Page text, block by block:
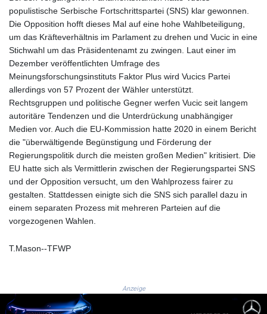
GHS 11.707393
GIP 0.742819
GMD 73.496482
GNF
8770.290382
GYD 208.881351
HNL 26.762769
HRK 6.523803
HTG 130.551217
HUF 313.870984
IDR 17907
ILS 3.0115
IMP 0.742819
INR 95.19655
IQD
JOD 0.708983
populistische Serbische Fortschrittspartei (SNS) klar gewonnen.
Die Opposition hofft dieses Mal auf eine hohe Wahlbeteiligung,
um das Kräfteverhältnis im Parlament zu drehen und Vucic in eine
Stichwahl um das Präsidentenamt zu zwingen. Laut einer im
Dezember veröffentlichten Umfrage des
Meinungsforschungsinstituts Faktor Plus wird Vucics Partei
allerdings von 57 Prozent der Wähler unterstützt.
Rechtsgruppen und politische Gegner werfen Vucic seit langem
autoritäre Tendenzen und die Unterdrückung unabhängiger
Medien vor. Auch die EU-Kommission hatte 2020 in einem Bericht
die "überwältigende Begünstigung und Förderung der
Regierungspolitik durch die meisten großen Medien" kritisiert. Die
EU hatte sich als Vermittlerin zwischen der Regierungspartei SNS
und der Opposition versucht, um den Wahlprozess fairer zu
gestalten. Stattdessen einigte sich die SNS sich parallel dazu in
einem separaten Prozess mit mehreren Parteien auf die
vorgezogenen Wahlen.
T.Mason--TFWP
Anzeige